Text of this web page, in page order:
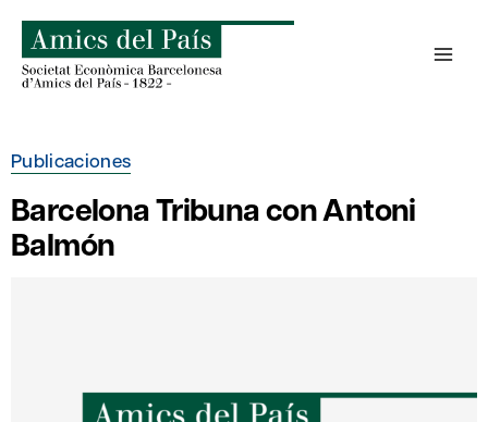
contenido
Publicaciones
Barcelona Tribuna con Antoni
Balmón